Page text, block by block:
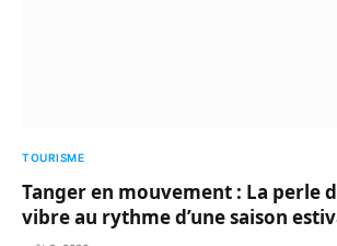
TOURISME
Tanger en mouvement : La perle
vibre au rythme d’une saison